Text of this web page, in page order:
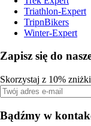
Triathlon-Expert
TripnBikers
Winter-Expert
Zapisz się do
Skorzystaj z 10%
Bądźmy w